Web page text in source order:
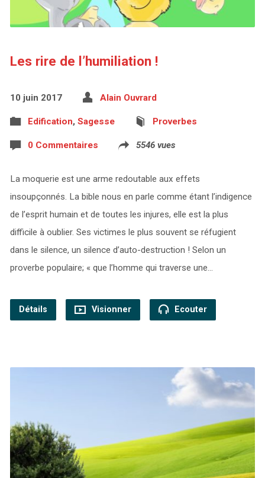
Les rire de l’humiliation !
10 juin 2017 Alain Ouvrard
Edification, Sagesse Proverbes
0 Commentaires 5546 vues
La moquerie est une arme redoutable aux effets
insoupçonnés. La bible nous en parle comme étant l’indigence
de l’esprit humain et de toutes les injures, elle est la plus
difficile à oublier. Ses victimes le plus souvent se réfugient
dans le silence, un silence d’auto-destruction ! Selon un
proverbe populaire; « que l’homme qui traverse une…
Détails Visionner Ecouter